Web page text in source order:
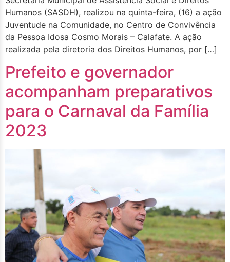
Humanos (SASDH), realizou na quinta-feira, (16) a ação
Juventude na Comunidade, no Centro de Convivência
da Pessoa Idosa Cosmo Morais – Calafate. A ação
realizada pela diretoria dos Direitos Humanos, por […]
Prefeito e governador
acompanham preparativos
para o Carnaval da Família
2023